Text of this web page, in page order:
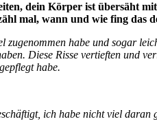
dein Körper ist übersäht
mal, wann und wie fing das
habe und sogar
Diese Risse vertieften und
habe.
ich habe nicht viel daran